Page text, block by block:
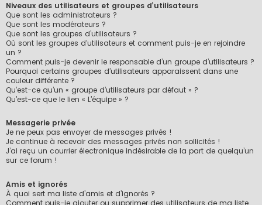
Niveaux des utilisateurs et groupes d’utilisateurs
Que sont les administrateurs ?
Que sont les modérateurs ?
Que sont les groupes d’utilisateurs ?
Où sont les groupes d’utilisateurs et comment puis-je en rejoindre
un ?
Comment puis-je devenir le responsable d’un groupe d’utilisateurs ?
Pourquoi certains groupes d’utilisateurs apparaissent dans une
couleur différente ?
Qu’est-ce qu’un « groupe d’utilisateurs par défaut » ?
Qu’est-ce que le lien « L’équipe » ?
Messagerie privée
Je ne peux pas envoyer de messages privés !
Je continue à recevoir des messages privés non sollicités !
J’ai reçu un courrier électronique indésirable de la part de quelqu’un
sur ce forum !
Amis et ignorés
À quoi sert ma liste d’amis et d’ignorés ?
Comment puis-je ajouter ou supprimer des utilisateurs de ma liste